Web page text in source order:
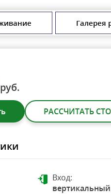
Галерея
руб.
РАССЧИТАТЬ
Вход:
вертикальный